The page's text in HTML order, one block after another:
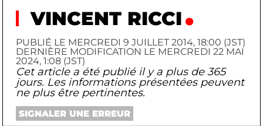
VINCENT RICCI
PUBLIÉ LE MERCREDI 9 JUILLET 2014, 18:00 (JST)
DERNIÈRE MODIFICATION LE MERCREDI 22 MAI
2024, 1:08 (JST)
Cet article a été publié il y a plus de 365
jours. Les informations présentées peuvent
ne plus être pertinentes.
SIGNALER UNE ERREUR